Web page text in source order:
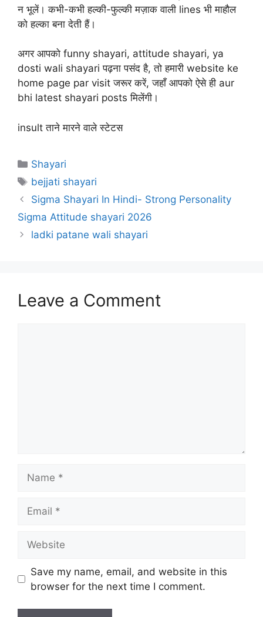
न भूलें। कभी-कभी हल्की-फुल्की मज़ाक वाली lines भी माहौल
को हल्का बना देती हैं।
अगर आपको funny shayari, attitude shayari, ya
dosti wali shayari पढ़ना पसंद है, तो हमारी website ke
home page par visit जरूर करें, जहाँ आपको ऐसे ही aur
bhi latest shayari posts मिलेंगी।
insult ताने मारने वाले स्टेटस
Categories
Shayari
Tags
bejjati shayari
Sigma Shayari In Hindi- Strong Personality
Sigma Attitude shayari 2026
ladki patane wali shayari
Leave a Comment
Save my name, email, and website in this
browser for the next time I comment.